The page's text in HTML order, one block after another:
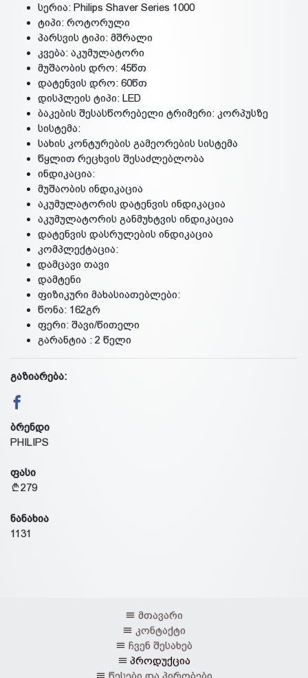
სერია: Philips Shaver Series 1000
ტიპი: როტორული
პარსვის ტიპი: მშრალი
კვება: აკუმულატორი
მუშაობის დრო: 45წთ
დატენვის დრო: 60წთ
დისპლეის ტიპი: LED
ბაკების შესასწორებელი ტრიმერი: კორპუსზე
სისტემა:
სახის კონტურების გამეორების სისტემა
წყლით რეცხვის შესაძლებლობა
ინდიკაცია:
მუშაობის ინდიკაცია
აკუმულატორის დატენვის ინდიკაცია
აკუმულატორის განმუხტვის ინდიკაცია
დატენვის დასრულების ინდიკაცია
კომპლექტაცია:
დამცავი თავი
დამტენი
ფიზიკური მახასიათებლები:
წონა: 162გრ
ფერი: შავი/წითელი
გარანტია : 2 წელი
გაზიარება:
ბრენდი
PHILIPS
ფასი
279
ნანახია
1131
მთავარი
კონტაქტი
ჩვენ შესახებ
პროდუქცია